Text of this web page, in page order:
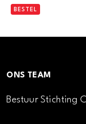
BESTEL
ONS TEAM
Bestuur Stichting